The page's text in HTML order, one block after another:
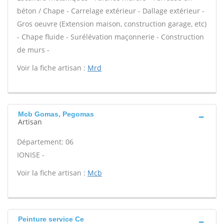
béton / Chape - Carrelage extérieur - Dallage extérieur -
Gros oeuvre (Extension maison, construction garage, etc)
- Chape fluide - Surélévation maçonnerie - Construction
de murs -
Voir la fiche artisan : Mrd
Mcb Gomas, Pegomas
Artisan
Département: 06
IONISE -
Voir la fiche artisan : Mcb
Peinture service Ce